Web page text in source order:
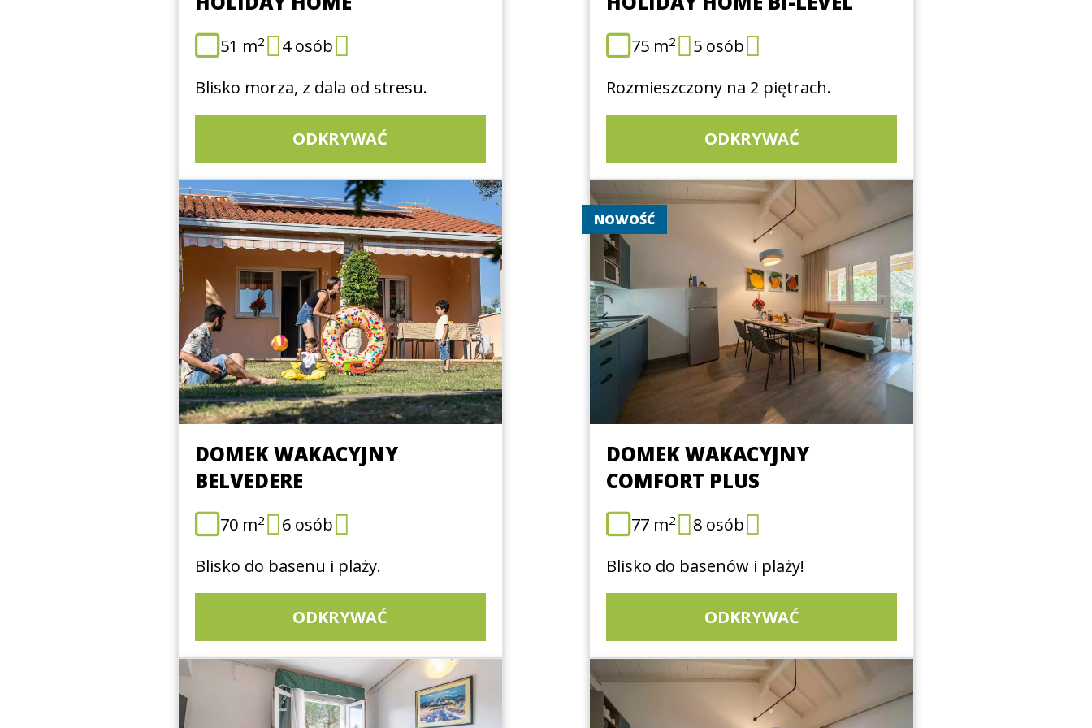
51 m2
4 osób
Blisko morza, z dala od stresu.
ODKRYWAĆ
75 m2
5 osób
Rozmieszczony na 2 piętrach.
ODKRYWAĆ
DOMEK WAKACYJNY
BELVEDERE
70 m2
6 osób
Blisko do basenu i plaży.
ODKRYWAĆ
NOWOŚĆ
DOMEK WAKACYJNY
COMFORT PLUS
77 m2
8 osób
Blisko do basenów i plaży!
ODKRYWAĆ